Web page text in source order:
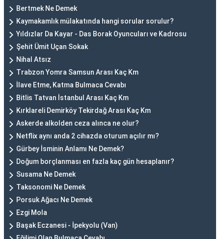
Bertmek Ne Demek
Kaymakamlık mülakatında hangi sorular sorulur?
Yıldızlar Da Kayar - Das Borak Oyuncuları ve Kadrosu
Şehit Ümit Uçan Sokak
Nihal Atsız
Trabzon Yomra Samsun Arası Kaç Km
İlave Etme, Katma Bulmaca Cevabı
Bitlis Tatvan İstanbul Arası Kaç Km
Kırklareli Demirköy Tekirdağ Arası Kaç Km
Askerde alkolden ceza alınca ne olur?
Netflix aynı anda 2 cihazda oturum açılır mı?
Gürbey İsminin Anlamı Ne Demek?
Doğum borçlanması en fazla kaç gün hesaplanır?
Susama Ne Demek
Taksonomi Ne Demek
Porsuk Ağacı Ne Demek
Ezgi Mola
Başak Eczanesi - İpekyolu (Van)